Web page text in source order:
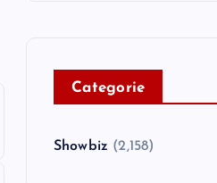
Categorie
Showbiz (2,158)